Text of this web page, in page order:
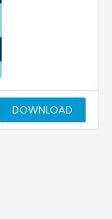
DOWNLOAD